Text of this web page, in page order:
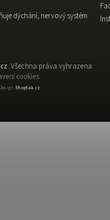
dýchání, nervový systém
. Všechna práva vyhrazena.
cookies
Shoptak.cz